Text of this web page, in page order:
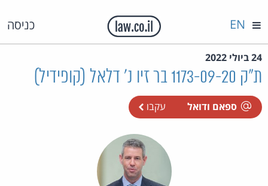
כניסה EN
24 ביולי 2022
ת"ק 1173-09-20 בר זיו נ' דלאל (קופידיל)
ספאם ודואל עקבו